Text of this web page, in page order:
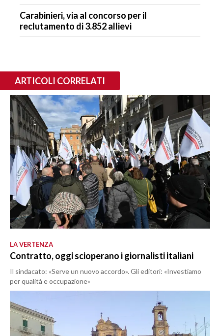
Carabinieri, via al concorso per il
reclutamento di 3.852 allievi
ARTICOLI CORRELATI
LA VERTENZA
Contratto, oggi scioperano i giornalisti italiani
Il sindacato: «Serve un nuovo accordo». Gli editori: «Investiamo
per qualità e occupazione»